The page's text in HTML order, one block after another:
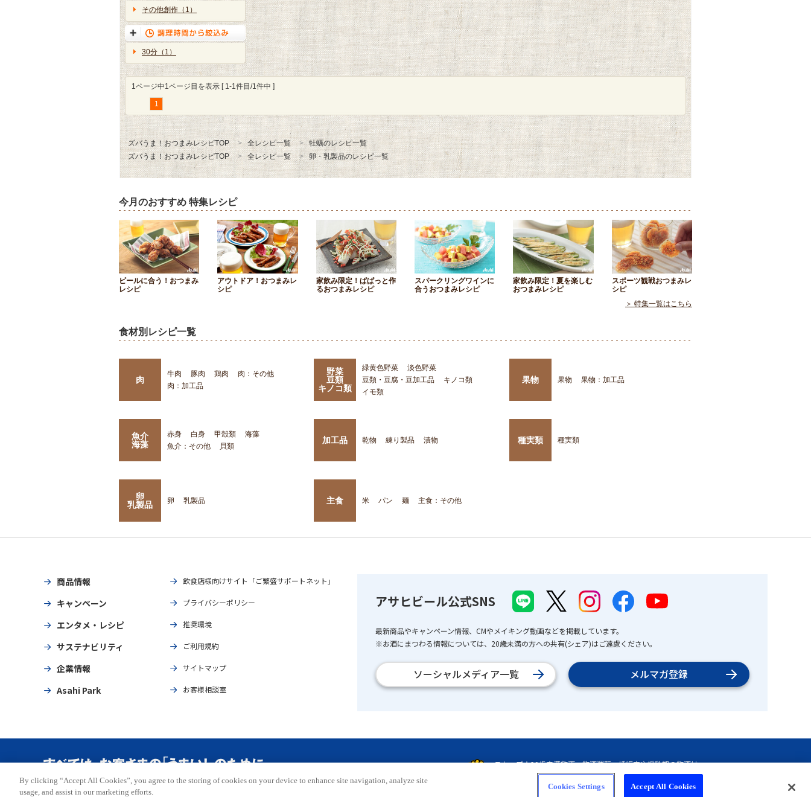
その他創作（1）
30分（1）
1ページ中1ページ目を表示 [ 1-1件目/1件中 ]
1
ズバうま！おつまみレシピTOP 全レシピ一覧
牡蠣のレシピ一覧
ズバうま！おつまみレシピTOP
全レシピ一覧 卵・乳製品のレシピ一覧
今月のおすすめ 特集レシピ
ビールに合う！おつまみ
レシピ
アウトドア！おつまみレ
シピ
家飲み限定！ぱぱっと作
るおつまみレシピ
スパークリングワインに
合うおつまみレシピ
家飲み限定！夏を楽しむ
おつまみレシピ
スポーツ観戦おつまみレ
シピ
＞ 特集一覧はこちら
食材別レシピ一覧
肉
牛肉 豚肉 鶏肉
肉：その他
肉：加工品
野菜
豆類
キノコ類
緑黄色野菜
淡色野菜
豆類・豆腐・豆加工品
キノコ類
イモ類
果物 果物 果物：加工品
魚介
海藻
赤身 白身 甲殻類
海藻
魚介：その他
貝類
加工品 乾物 練り製品 漬物 種実類 種実類
卵
乳製品
卵 乳製品 主食 米 パン 麺 主食：その他
商品情報
キャンペーン
エンタメ・レシピ
サステナビリティ
企業情報
Asahi Park
飲食店様向けサイト「ご繁盛サポートネット」
プライバシーポリシー
推奨環境
ご利用規約
サイトマップ
お客様相談室
アサヒビール公式SNS
最新商品やキャンペーン情報、CMやメイキング動画などを掲載しています。
※お酒にまつわる情報については、20歳未満の方への共有(シェア)はご遠慮ください。
ソーシャルメディア一覧 メルマガ登録
Copyright © ASAHI BREWERIES, LTD. All rights reserved.
By clicking “Accept All Cookies”, you agree to the storing of cookies on your device to enhance site navigation, analyze site
usage, and assist in our marketing efforts.
Cookies Settings Accept All Cookies